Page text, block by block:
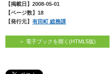
【掲載日】2008-05-01
【ページ数】18
【発行元】有田町 総務課
＞ 電子ブックを開く(HTML5版)